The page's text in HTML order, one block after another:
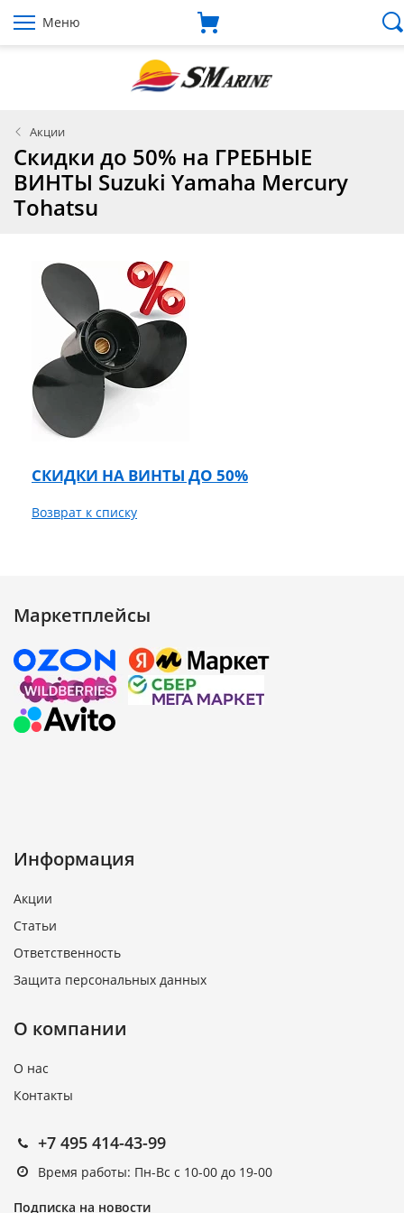
Меню
Акции
Скидки до 50% на ГРЕБНЫЕ
ВИНТЫ Suzuki Yamaha Mercury
Tohatsu
СКИДКИ НА ВИНТЫ ДО 50%
Возврат к списку
Маркетплейсы
Информация
Акции
Статьи
Ответственность
Защита персональных данных
О компании
О нас
Контакты
+7 495 414-43-99
Время работы: Пн-Вс с 10-00 до 19-00
Подписка на новости